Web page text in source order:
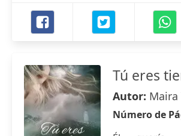
Tú eres
Autor: Maira
Número de